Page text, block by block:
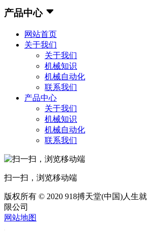
产品中心
网站首页
关于我们
关于我们
机械知识
机械自动化
联系我们
产品中心
关于我们
机械知识
机械自动化
联系我们
扫一扫，浏览移动端
版权所有 © 2020 918搏天堂(中国)人生
限公司
网站地图